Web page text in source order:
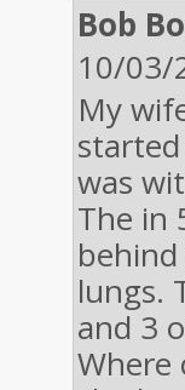
Bob
10/03/
My
was
The in
lungs.
and 3
Where